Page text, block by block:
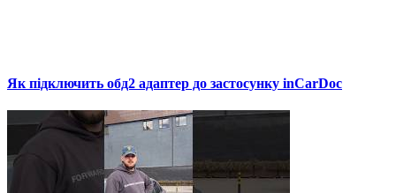
Як підключить обд2 адаптер до застосунку inCarDoc